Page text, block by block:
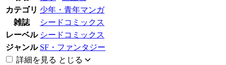
カテゴリ 少年・青年マンガ
雑誌
シードコミックス
レーベル シードコミックス
ジャンル SF・ファンタジー
詳細を見る とじる